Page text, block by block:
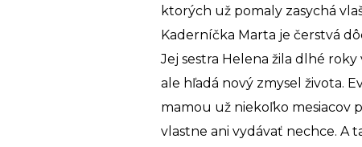
ktorých už pomaly zasychá
Kaderníčka Marta je čerstvá
Jej sestra Helena žila dlhé
ale hľadá nový zmysel života.
mamou už niekoľko mesiacov
vlastne ani vydávať nechce. A